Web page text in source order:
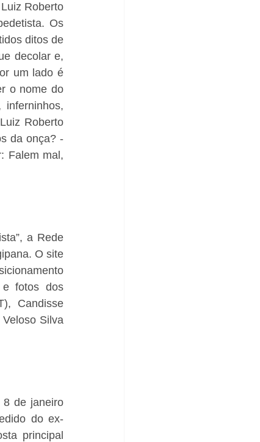
Roberto
Os
ditos de
decolar e,
um lado é
o nome do
inferninhos,
Roberto
da onça? -
Falem mal,
a Rede
O site
fotos dos
Candisse
Silva
de janeiro
do ex-
principal